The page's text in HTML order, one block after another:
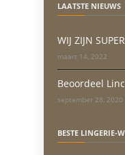
LAATSTE NIEUWS
WIJ ZIJN
maart 14, 2022
Beoordeel
september 28, 2020
BESTE LINGERIE-